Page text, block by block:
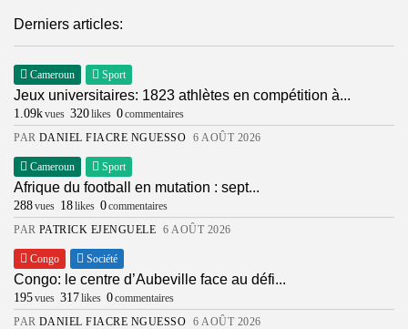
Derniers articles:
Cameroun Sport
Jeux universitaires: 1823 athlètes en compétition à...
1.09kvues 320likes 0commentaires
PAR DANIEL FIACRE NGUESSO 6 AOÛT 2026
Cameroun Sport
Afrique du football en mutation : sept...
288vues 18likes 0commentaires
PAR PATRICK EJENGUELE 6 AOÛT 2026
Congo Société
Congo: le centre d’Aubeville face au défi...
195vues 317likes 0commentaires
PAR DANIEL FIACRE NGUESSO 6 AOÛT 2026